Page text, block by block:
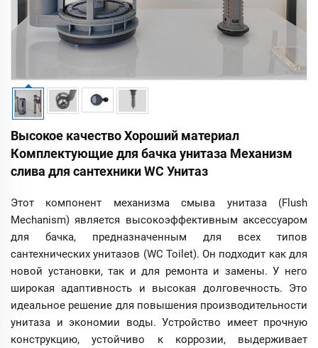
Высокое качество Хороший материал
Комплектующие для бачка унитаза Механизм
слива для сантехники WC Унитаз
Этот компонент механизма смыва унитаза (Flush
Mechanism) является высокоэффективным аксессуаром
для бачка, предназначенным для всех типов
сантехнических унитазов (WC Toilet). Он подходит как для
новой установки, так и для ремонта и замены. У него
широкая адаптивность и высокая долговечность. Это
идеальное решение для повышения производительности
унитаза и экономии воды. Устройство имеет прочную
конструкцию, устойчиво к коррозии, выдерживает